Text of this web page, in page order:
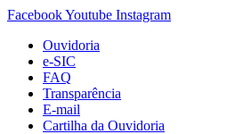
FacebookYoutube Instagram
Ouvidoria
e-SIC
FAQ
Transparência
E-mail
Cartilha da Ouvidoria